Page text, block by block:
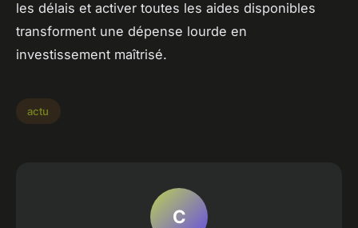
les délais et activer toutes les aides disponibles
transforment une dépense lourde en
investissement maîtrisé.
actu
C